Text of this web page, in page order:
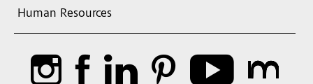
Human Resources